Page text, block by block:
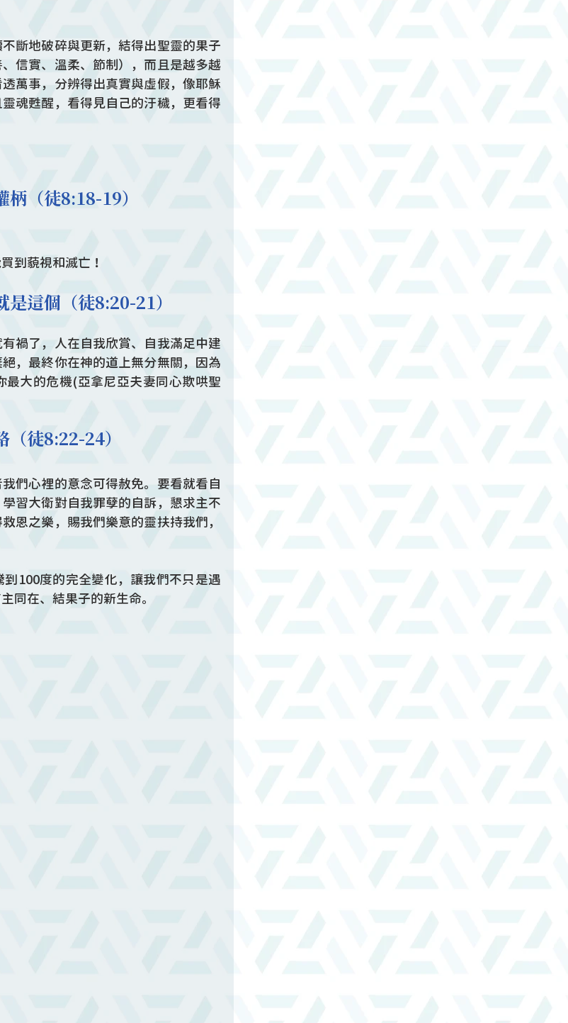
斷地破碎與更新，結得出聖靈的果子
信實、溫柔、節制），而且是越多越
萬事，分辨得出真實與虛假，像耶穌
魂甦醒，看得見自己的汙穢，更看得
（徒8:18-19）
到藐視和滅亡！
這個（徒8:20-21）
禍了，人在自我欣賞、自我滿足中建
，最終你在神的道上無分無關，因為
大的危機(亞拿尼亞夫妻同心欺哄聖
徒8:22-24）
們心裡的意念可得赦免。要看就看自
習大衛對自我罪孽的自訴，懇求主不
恩之樂，賜我們樂意的靈扶持我們，
100度的完全變化，讓我們不只是遇
同在、結果子的新生命。